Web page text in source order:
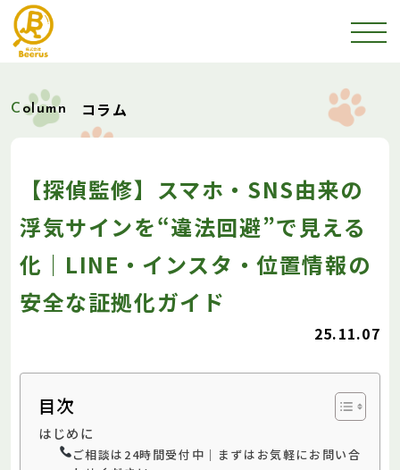
Column コラム
【探偵監修】スマホ・SNS由来の
浮気サインを“違法回避”で見える
化｜LINE・インスタ・位置情報の
安全な証拠化ガイド
25.11.07
目次
はじめに
ご相談は24時間受付中｜まずはお気軽にお問い合